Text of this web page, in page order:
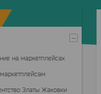
на маркетплейсах
Златы Жаковки